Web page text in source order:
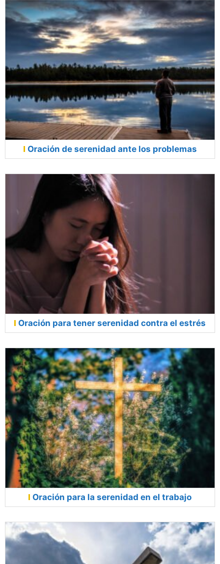
Oración de serenidad ante los problemas
Oración para tener serenidad contra el estrés
Oración para la serenidad en el trabajo